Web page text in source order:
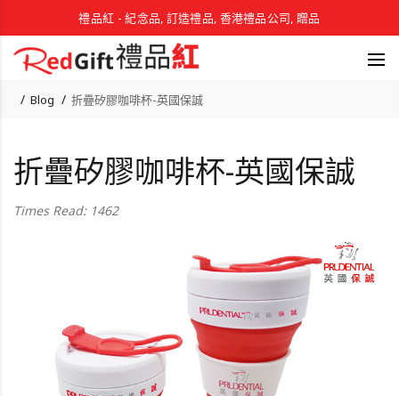
禮品紅 - 紀念品, 訂造禮品, 香港禮品公司, 贈品
Blog 折疊矽膠咖啡杯-英國保誠
折疊矽膠咖啡杯-英國保誠
Times Read: 1462